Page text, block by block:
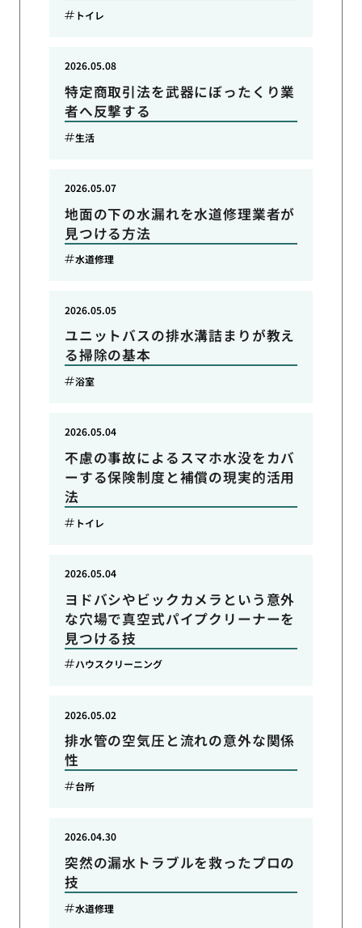
トイレ
特定商取引法を武器にぼったくり業
者へ反撃する
2026.05.08
生活
地面の下の水漏れを水道修理業者が
見つける方法
2026.05.07
水道修理
ユニットバスの排水溝詰まりが教え
る掃除の基本
2026.05.05
浴室
不慮の事故によるスマホ水没をカバ
ーする保険制度と補償の現実的活用
法
2026.05.04
トイレ
ヨドバシやビックカメラという意外
な穴場で真空式パイプクリーナーを
見つける技
2026.05.04
ハウスクリーニング
排水管の空気圧と流れの意外な関係
性
2026.05.02
台所
突然の漏水トラブルを救ったプロの
技
2026.04.30
水道修理